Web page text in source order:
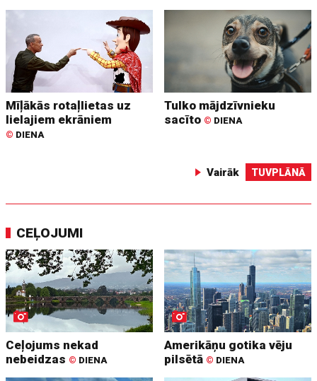
Mīļākās rotaļlietas uz
lielajiem ekrāniem
© DIENA
Tulko mājdzīvnieku
sacīto © DIENA
Vairāk TUVPLĀNĀ
CEĻOJUMI
Ceļojums nekad
nebeidzas © DIENA
Amerikāņu gotika vēju
pilsētā © DIENA